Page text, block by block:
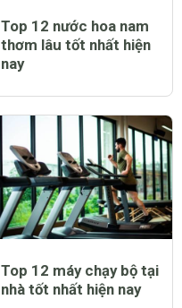
Top 12 nước hoa nam
thơm lâu tốt nhất hiện
nay
Top 12 máy chạy bộ tại
nhà tốt nhất hiện nay